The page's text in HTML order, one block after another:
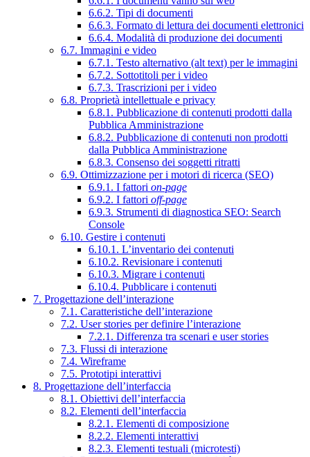
6.6.2. Tipi di documenti
6.6.3. Formato di lettura dei documenti elettronici
6.6.4. Modalità di produzione dei documenti
6.7. Immagini e video
6.7.1. Testo alternativo (alt text) per le immagini
6.7.2. Sottotitoli per i video
6.7.3. Trascrizioni per i video
6.8. Proprietà intellettuale e privacy
6.8.1. Pubblicazione di contenuti prodotti dalla
Pubblica Amministrazione
6.8.2. Pubblicazione di contenuti non prodotti
dalla Pubblica Amministrazione
6.8.3. Consenso dei soggetti ritratti
6.9. Ottimizzazione per i motori di ricerca (SEO)
6.9.1. I fattori on-page
6.9.2. I fattori off-page
6.9.3. Strumenti di diagnostica SEO: Search
Console
6.10. Gestire i contenuti
6.10.1. L’inventario dei contenuti
6.10.2. Revisionare i contenuti
6.10.3. Migrare i contenuti
6.10.4. Pubblicare i contenuti
7. Progettazione dell’interazione
7.1. Caratteristiche dell’interazione
7.2. User stories per definire l’interazione
7.2.1. Differenza tra scenari e user stories
7.3. Flussi di interazione
7.4. Wireframe
7.5. Prototipi interattivi
8. Progettazione dell’interfaccia
8.1. Obiettivi dell’interfaccia
8.2. Elementi dell’interfaccia
8.2.1. Elementi di composizione
8.2.2. Elementi interattivi
8.2.3. Elementi testuali (microtesti)